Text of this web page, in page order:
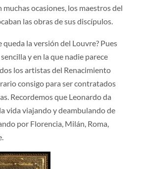
muchas ocasiones, los maestros del
las obras de sus discípulos.
queda la versión del Louvre? Pues
y en la que nadie parece
los artistas del Renacimiento
consigo para ser contratados
Recordemos que Leonardo da
vida viajando y deambulando de
por Florencia, Milán, Roma,